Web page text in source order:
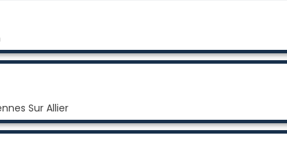
Sur Allier